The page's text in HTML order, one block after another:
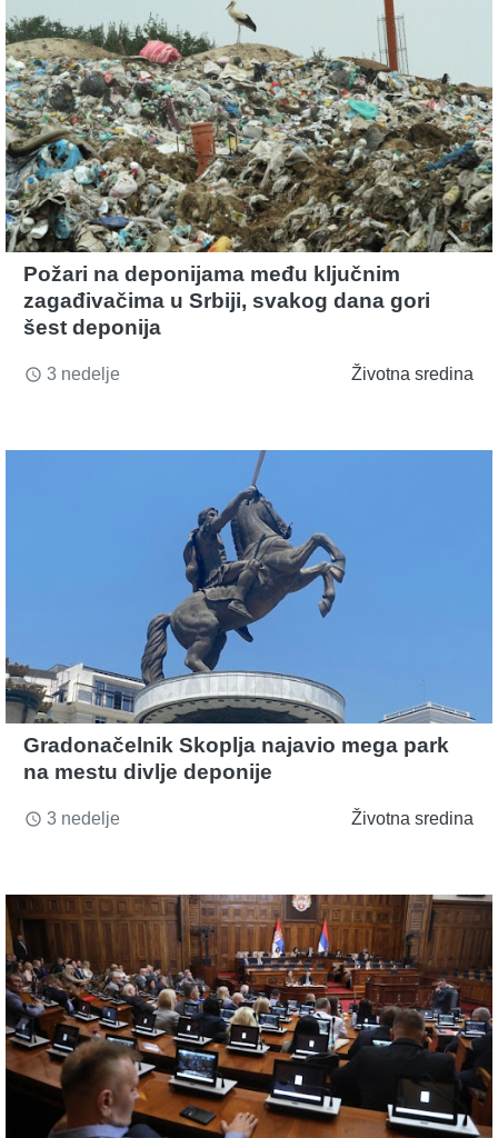
Požari na deponijama među ključnim
zagađivačima u Srbiji, svakog dana gori
šest deponija
access_time 3 nedelje Životna sredina
Gradonačelnik Skoplja najavio mega park
na mestu divlje deponije
access_time 3 nedelje Životna sredina